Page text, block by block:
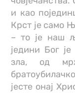
и као
Крст је само
– то је наш
једини Бог
зла, од
јесте онај